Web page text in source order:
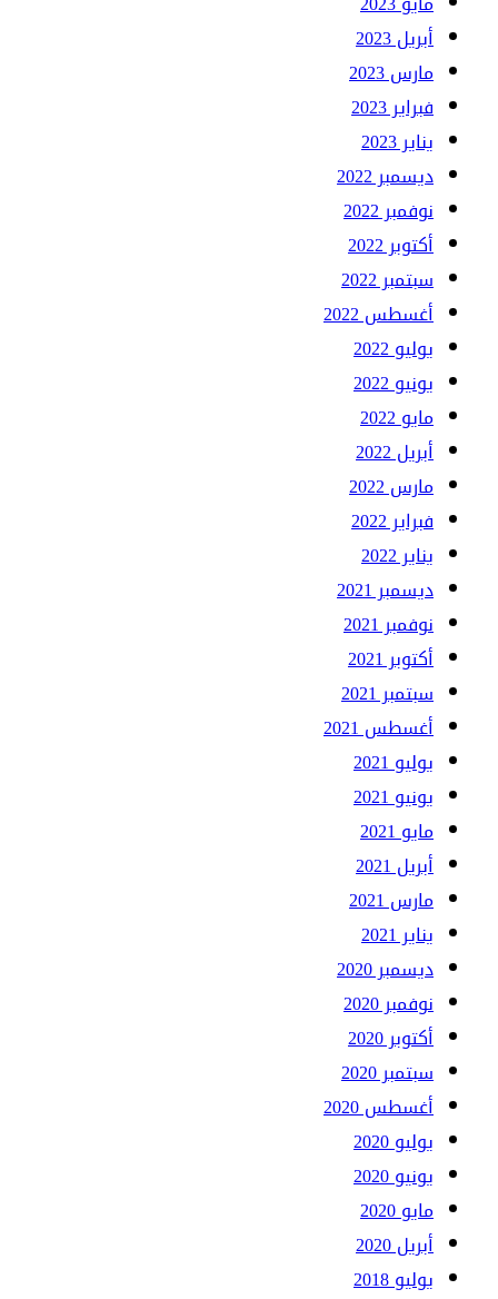
أبريل 2023
مارس 2023
فبراير 2023
يناير 2023
ديسمبر 2022
نوفمبر 2022
أكتوبر 2022
سبتمبر 2022
أغسطس 2022
يوليو 2022
يونيو 2022
مايو 2022
أبريل 2022
مارس 2022
فبراير 2022
يناير 2022
ديسمبر 2021
نوفمبر 2021
أكتوبر 2021
سبتمبر 2021
أغسطس 2021
يوليو 2021
يونيو 2021
مايو 2021
أبريل 2021
مارس 2021
يناير 2021
ديسمبر 2020
نوفمبر 2020
أكتوبر 2020
سبتمبر 2020
أغسطس 2020
يوليو 2020
يونيو 2020
مايو 2020
أبريل 2020
يوليو 2018